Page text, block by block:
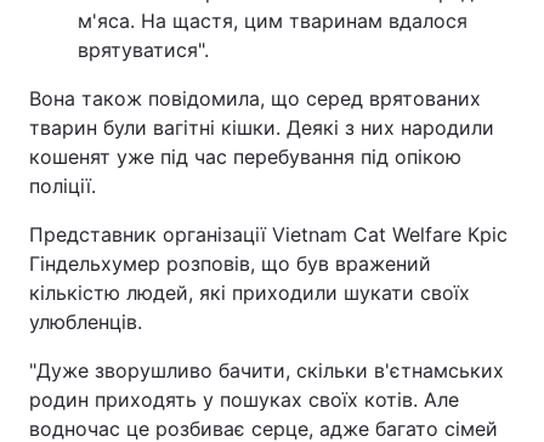
м'яса. На щастя, цим тваринам вдалося
врятуватися".
Вона також повідомила, що серед врятованих
тварин були вагітні кішки. Деякі з них народили
кошенят уже під час перебування під опікою
поліції.
Представник організації Vietnam Cat Welfare Кріс
Гіндельхумер розповів, що був вражений
кількістю людей, які приходили шукати своїх
улюбленців.
"Дуже зворушливо бачити, скільки в'єтнамських
родин приходять у пошуках своїх котів. Але
водночас це розбиває серце, адже багато сімей